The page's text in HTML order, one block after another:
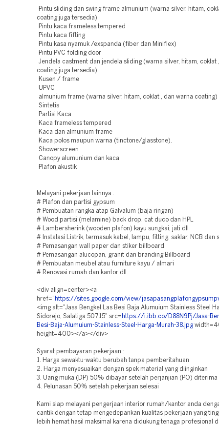
Pintu sliding dan swing frame almunium (warna silver, hitam,
coating juga tersedia)
Pintu kaca frameless tempered
Pintu kaca fifting
Pintu kasa nyamuk /exspanda (fiber dan Miniflex)
Pintu PVC folding door
Jendela castment dan jendela sliding (warna silver, hitam, coklat
coating juga tersedia)
Kusen / frame
UPVC
almunium frame (warna silver, hitam, coklat , dan warna coating)
Sintetis
Partisi Kaca
Kaca frameless tempered
Kaca dan almunium frame
Kaca polos maupun warna (tinctone/glasstone).
Showerscreen
Canopy alumunium dan kaca
Plafon akustik
Melayani pekerjaan lainnya :
# Plafon dan partisi gypsum
# Pembuatan rangka atap Galvalum (baja ringan)
# Wood partisi (melamine) back drop, cat duco dan HPL
# Lambersherink (wooden plafon) kayu sungkai, jati dll
# Instalasi Listrik, termasuk kabel, lampu, fitting, saklar, NCB dan
# Pemasangan wall paper dan stiker billboard
# Pemasangan alucopan, granit dan branding Billboard
# Pembuatan meubel atau furniture kayu / almari
# Renovasi rumah dan kantor dll.
<div align=center><a
href=" https://sites.google.com/view/
<img alt="Jasa Bengkel Las Besi Baja Alumuium Stainless Steel
Sidorejo, Salatiga 50715" src= https://i.ibb.co/D88N9Pj/Jasa-
Besi-Baja-Alumuium-Stainless-Steel-Harga-Murah-38.jpg
height=400></a></div>
Syarat pembayaran pekerjaan :
1. Harga sewaktu-waktu berubah tanpa pemberitahuan
2. Harga menyesuaikan dengan spek material yang diinginkan
3. Uang muka (DP) 50% dibayar setelah perjanjian (PO) diterima
4. Pelunasan 50% setelah pekerjaan selesai
Kami siap melayani pengerjaan interior rumah/kantor anda
cantik dengan tetap mengedepankan kualitas pekerjaan yang
lebih hemat hasil maksimal karena didukung tenaga profesional